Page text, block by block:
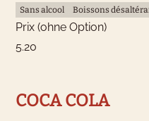
Sans alcool Boissons
Prix (ohne Option)
5.20
COCA COLA